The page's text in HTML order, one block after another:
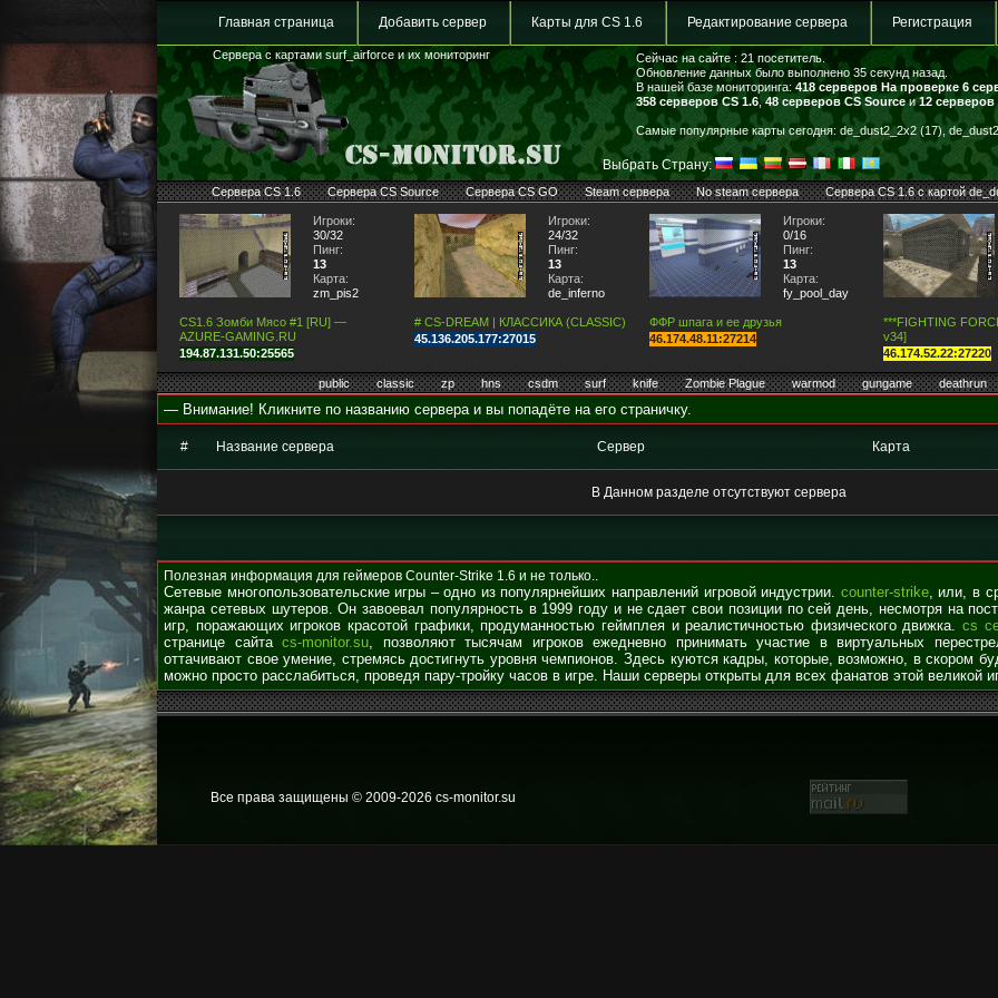
Главная страница Добавить сервер Карты для CS 1.6 Редактирование сервера Регистрация
Сервера с картами surf_airforce и их мониторинг
Выбрать Страну:
Сейчас на сайте : 21 посетитель.
Обновление данных было выполнено 35 секунд назад.
В нашей базе мониторинга: 418 серверов На проверке 6
358 серверов CS 1.6,48 серверов CS Sourceи12 серверов
Самые популярные карты сегодня: de_dust2_2x2 (17), de_dust2
Сервера CS 1.6 Сервера CS Source Сервера CS GO Steam сервера No steam сервера Сервера CS 1.6 с картой
Игроки:
30/32
Пинг:
13
Карта:
zm_pis2
CS1.6 Зомби Мясо #1 [RU] —
AZURE-GAMING.RU
194.87.131.50:25565
Игроки:
24/32
Пинг:
13
Карта:
de_inferno
# CS-DREAM | КЛАССИКА (CLASSIC)
45.136.205.177:27015
Игроки:
0/16
Пинг:
13
Карта:
fy_pool_day
ФФР шпага и ее друзья
46.174.48.11:27214
***FIGHTING
v34]
46.174.52.22:27220
public classic zp hns csdm surf knife Zombie Plague warmod gungame deathrun
— Внимание! Кликните по названию сервера и вы попадёте на его страничку.
# Название сервера Сервер Карта
В Данном разделе отсутствуют сервера
Полезная информация для геймеров Counter-Strike 1.6 и не только..
Сетевые многопользовательские игры – одно из популярнейших направлений игровой индустрии. counter-strike, или, в
жанра сетевых шутеров. Он завоевал популярность в 1999 году и не сдает свои позиции по сей день, несмотря на
игр, поражающих игроков красотой графики, продуманностью геймплея и реалистичностью физического движка.cs
странице сайта cs-monitor.su, позволяют тысячам игроков ежедневно принимать участие в виртуальных
оттачивают свое умение, стремясь достигнуть уровня чемпионов. Здесь куются кадры, которые, возможно, в скором
можно просто расслабиться, проведя пару-тройку часов в игре. Наши серверы открыты для всех фанатов этой великой
Все права защищены © 2009-2026 cs-monitor.su